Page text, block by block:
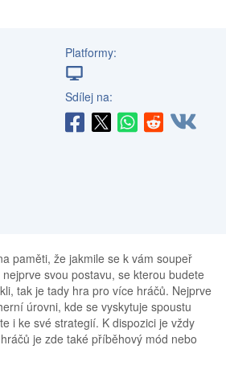
Platformy:
Sdílej na:
paměti, že jakmile se k vám soupeř
svou postavu, se kterou budete
tak je tady hra pro více hráčů. Nejprve
úrovni, kde se vyskytuje spoustu
i ke své strategií. K dispozici je vždy
je zde také příběhový mód nebo